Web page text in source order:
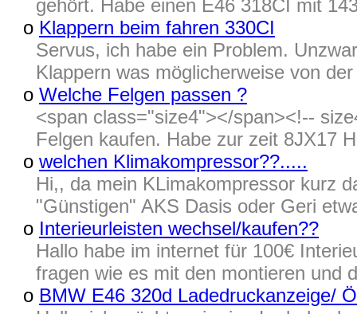
gehört. Habe einen E46 318CI mit
o Klappern beim fahren 330CI
Servus, ich habe ein Problem.
Klappern was möglicherweise von
o Welche Felgen passen ?
<span class="size4"></span><!--
Felgen kaufen. Habe zur zeit 8JX17
o welchen Klimakompressor??.....
Hi,, da mein KLimakompressor kurz
"Günstigen" AKS Dasis oder Geri
o Interieurleisten wechsel/kaufen??
Hallo habe im internet für 100€
fragen wie es mit den montieren und
o BMW E46 320d Ladedruckanzeige/